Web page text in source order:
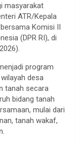
masyarakat
ATR/Kepala
Komisi II
(DPR RI), di
program
desa
tanah secara
bidang tanah
mulai dari
tanah wakaf,